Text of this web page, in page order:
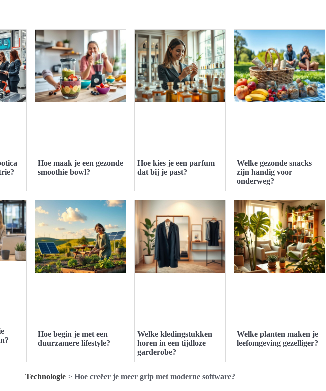
Hoe maak je een gezonde
smoothie bowl?
Hoe kies je een parfum
dat bij je past?
Welke gezonde snacks
zijn handig voor
onderweg?
Hoe begin je met een
duurzamere lifestyle?
Welke kledingstukken
horen in een tijdloze
garderobe?
Welke planten maken je
leefomgeving gezelliger?
Technologie > Hoe creëer je meer grip met moderne software?